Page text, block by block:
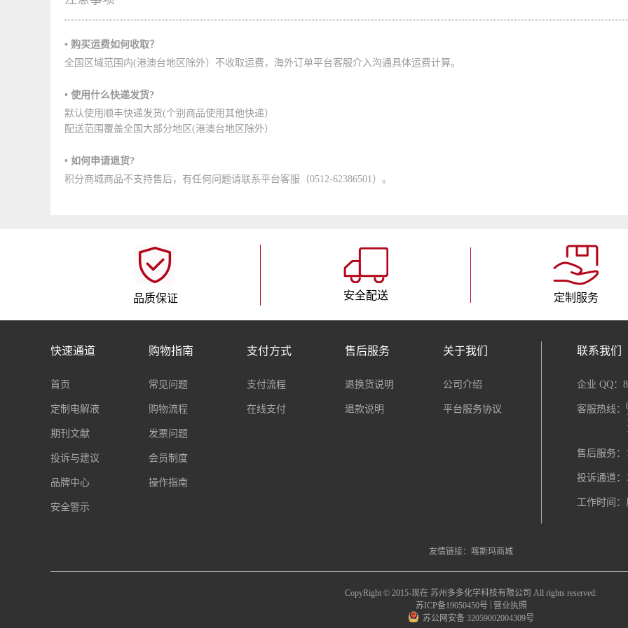
• 购买运费如何收取？
全国区域范围内(港澳台地区除外）不收取运费，海外订单平台客服介入沟通具体运费计算。
• 使用什么快递发货?
默认使用顺丰快递发货(个别商品使用其他快递）
配送范围覆盖全国大部分地区(港澳台地区除外）
• 如何申请退货?
积分商城商品不支持售后，有任何问题请联系平台客服（0512-62386501）。
品质保证 安全配送 定制服务
快速通道
首页
定制电解液
期刊文献
投诉与建议
品牌中心
安全警示
购物指南
常见问题
购物流程
发票问题
会员制度
操作指南
支付方式
支付流程
在线支付
售后服务
退换货说明
退款说明
关于我们
公司介绍
平台服务协议
联系我们
企业 QQ：
客服热线：
售后服务：
投诉通道：
工作时间：
友情链接： 喀斯玛商城
CopyRight © 2015-现在 苏州多多化学科技有限公司 All rights reserved.
苏ICP备19050450号 | 营业执照
苏公网安备 32059002004309号